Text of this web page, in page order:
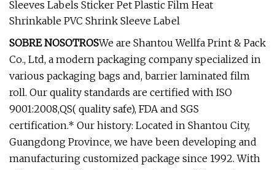
SOBRE NOSOTROSWe are Shantou Wellfa Print & Pack
Co., Ltd, a modern packaging company specialized in
various packaging bags and, barrier laminated film
roll. Our quality standards are certified with ISO
9001:2008,QS( quality safe), FDA and SGS
certification.* Our history: Located in Shantou City,
Guangdong Province, we have been developing and
manufacturing customized package since 1992. With